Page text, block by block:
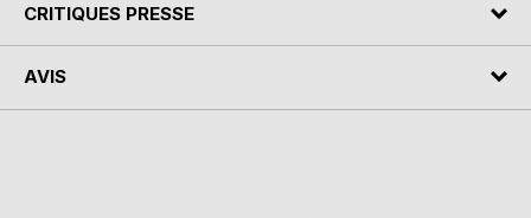
CRITIQUES PRESSE
AVIS